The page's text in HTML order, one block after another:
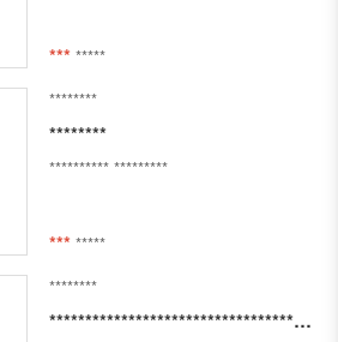
*** *****
********
********
********** *********
*** *****
********
***************************************************************